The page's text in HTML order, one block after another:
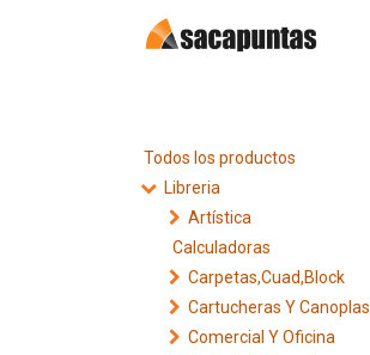
Todos los productos
Libreria
Artística
Calculadoras
Carpetas,Cuad,Block
Cartucheras Y Canoplas
Comercial Y Oficina